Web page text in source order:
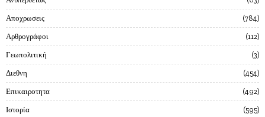
Αποχρωσεις 784
Αρθρογράφοι 112
Γεωπολιτική 3
Διεθνη 454
Επικαιροτητα 492
Ιστορία 595